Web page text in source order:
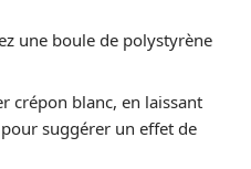
une boule de polystyrène
crépon blanc, en laissant
suggérer un effet de